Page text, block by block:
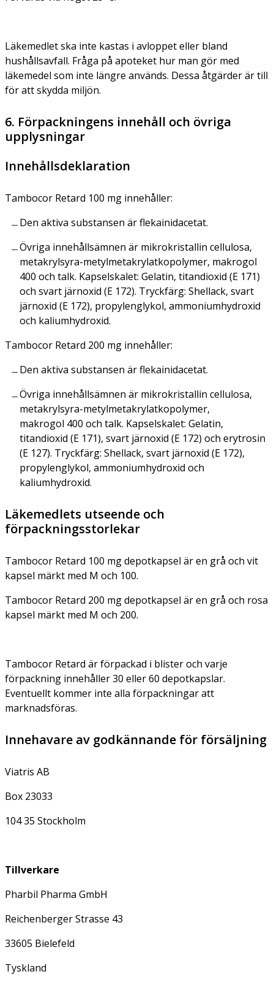
Läkemedlet ska inte kastas i avloppet eller bland
hushållsavfall. Fråga på apoteket hur man gör med
läkemedel som inte längre används. Dessa åtgärder är till
för att skydda miljön.
6. Förpackningens innehåll och övriga
upplysningar
Innehållsdeklaration
Tambocor Retard 100 mg innehåller:
Den aktiva substansen är flekainidacetat.
Övriga innehållsämnen är mikrokristallin cellulosa,
metakrylsyra-metylmetakrylatkopolymer, makrogol
400 och talk. Kapselskalet: Gelatin, titandioxid (E 171)
och svart järnoxid (E 172). Tryckfärg: Shellack, svart
järnoxid (E 172), propylenglykol, ammoniumhydroxid
och kaliumhydroxid.
Tambocor Retard 200 mg innehåller:
Den aktiva substansen är flekainidacetat.
Övriga innehållsämnen är mikrokristallin cellulosa,
metakrylsyra-metylmetakrylatkopolymer,
makrogol 400 och talk. Kapselskalet: Gelatin,
titandioxid (E 171), svart järnoxid (E 172) och erytrosin
(E 127). Tryckfärg: Shellack, svart järnoxid (E 172),
propylenglykol, ammoniumhydroxid och
kaliumhydroxid.
Läkemedlets utseende och
förpackningsstorlekar
Tambocor Retard 100 mg depotkapsel är en grå och vit
kapsel märkt med M och 100.
Tambocor Retard 200 mg depotkapsel är en grå och rosa
kapsel märkt med M och 200.
Tambocor Retard är förpackad i blister och varje
förpackning innehåller 30 eller 60 depotkapslar.
Eventuellt kommer inte alla förpackningar att
marknadsföras.
Innehavare av godkännande för försäljning
Viatris AB
Box 23033
104 35 Stockholm
Tillverkare
Pharbil Pharma GmbH
Reichenberger Strasse 43
33605 Bielefeld
Tyskland